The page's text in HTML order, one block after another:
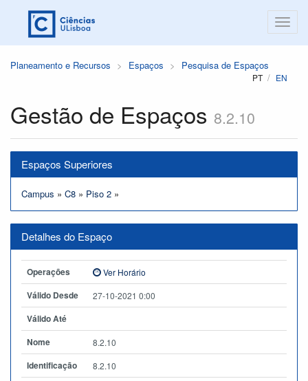
Planeamento e Recursos Espaços Pesquisa de Espaços
PT EN
Gestão de Espaços 8.2.10
Espaços Superiores
Campus » C8 » Piso 2 »
Detalhes do Espaço
Operações Ver Horário
Válido Desde 27-10-2021 0:00
Válido Até
Nome
8.2.10
Identificação 8.2.10